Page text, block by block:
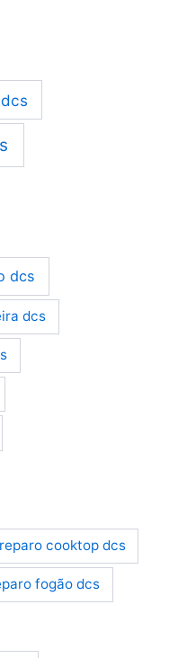
dcs
dcs
reparo cooktop dcs
fogão dcs